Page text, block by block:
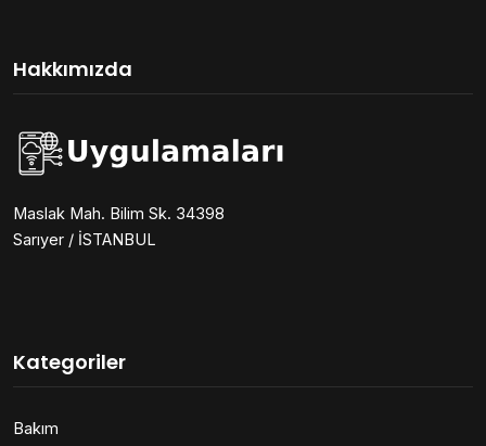
Hakkımızda
Maslak Mah. Bilim Sk. 34398
Sarıyer / İSTANBUL
Kategoriler
Bakım